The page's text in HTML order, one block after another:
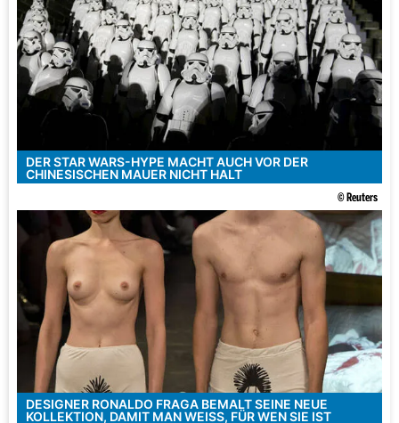
DER STAR WARS-HYPE MACHT AUCH VOR DER
CHINESISCHEN MAUER NICHT HALT
© Reuters
DESIGNER RONALDO FRAGA BEMALT SEINE NEUE
KOLLEKTION, DAMIT MAN WEISS, FÜR WEN SIE IST